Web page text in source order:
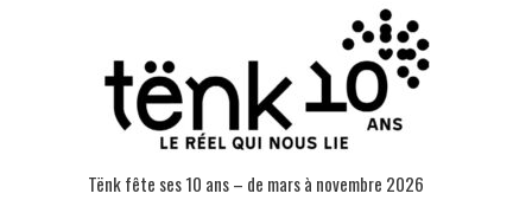
Tënk fête ses 10 ans – de mars à novembre 2026